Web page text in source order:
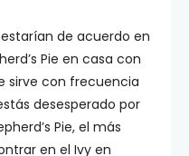
de acuerdo en
Pie en casa con
sirve con frecuencia
desesperado por
Pie, el más
en el Ivy en